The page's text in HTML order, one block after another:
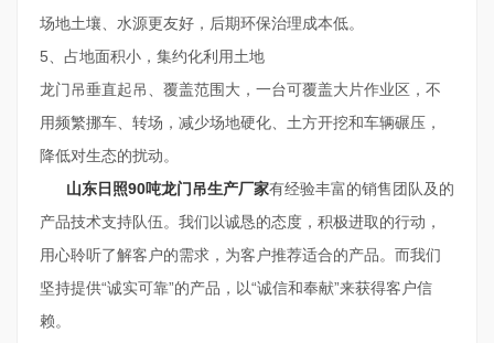
场地土壤、水源更友好，后期环保治理成本低。
5、占地面积小，集约化利用土地
龙门吊垂直起吊、覆盖范围大，一台可覆盖大片作业区，不
用频繁挪车、转场，减少场地硬化、土方开挖和车辆碾压，
降低对生态的扰动。
山东日照90吨龙门吊生产厂家有经验丰富的销售团队及的
产品技术支持队伍。我们以诚恳的态度，积极进取的行动，
用心聆听了解客户的需求，为客户推荐适合的产品。而我们
坚持提供“诚实可靠”的产品，以“诚信和奉献”来获得客户信
赖。